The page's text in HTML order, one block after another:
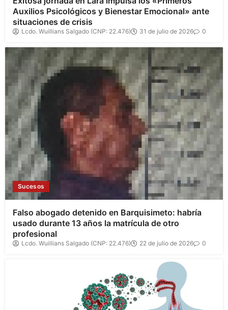
Auxilios Psicológicos y Bienestar Emocional» ante
situaciones de crisis
Lcdo. Wuillians Salgado (CNP: 22.476) 31 de julio de 2026 0
Sucesos
Falso abogado detenido en Barquisimeto: habría
usado durante 13 años la matrícula de otro
profesional
Lcdo. Wuillians Salgado (CNP: 22.476) 22 de julio de 2026 0